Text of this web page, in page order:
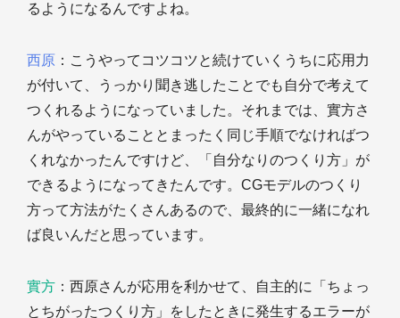
るようになるんですよね。
西原 ：こうやってコツコツと続けていくうちに応用力
が付いて、うっかり聞き逃したことでも自分で考えて
つくれるようになっていました。それまでは、實方さ
んがやっていることとまったく同じ手順でなければつ
くれなかったんですけど、「自分なりのつくり方」が
できるようになってきたんです。CGモデルのつくり
方って方法がたくさんあるので、最終的に一緒になれ
ば良いんだと思っています。
實方 ：西原さんが応用を利かせて、自主的に「ちょっ
とちがったつくり方」をしたときに発生するエラーが